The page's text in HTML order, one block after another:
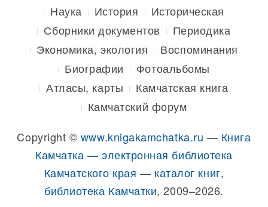
Наука
История
Историческая
Сборники документов
Периодика
Экономика, экология
Воспоминания
Биографии
Фотоальбомы
Атласы, карты
Камчатская книга
Камчатский форум
Copyright © www.knigakamchatka.ru — Книга
Камчатка — электронная библиотека
Камчатского края — каталог книг,
библиотека Камчатки, 2009–2026.